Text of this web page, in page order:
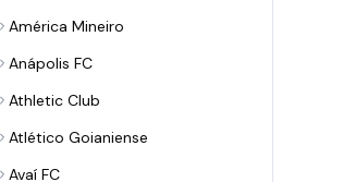
América Mineiro
Anápolis FC
Athletic Club
Atlético Goianiense
Avaí FC